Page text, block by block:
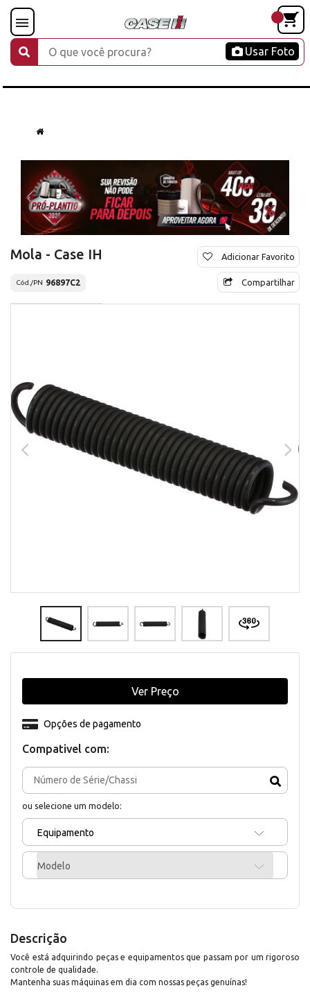
Usar Foto
Mola - Case IH
Cód./PN 96897C2
Adicionar Favorito
Compartilhar
Compativel com:
ou selecione um modelo:
Equipamento
Modelo
Opções de pagamento
Ver Preço
Descrição
Você está adquirindo peças e equipamentos que passam por um rigoroso
controle de qualidade.
Mantenha suas máquinas em dia com nossas peças genuínas!